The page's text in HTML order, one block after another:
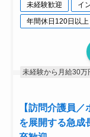
未経験歓迎 イ
年間休日120日以上
未経験から月給30万
【訪問介護員
を展開する急成